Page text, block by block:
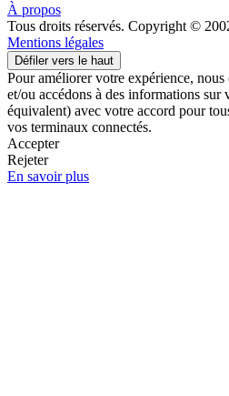
À propos
Tous droits réservés. Copyright ©
Mentions légales
Défiler vers le haut
Pour améliorer votre expérience, nous
et/ou accédons à des informations
équivalent) avec votre accord pour
vos terminaux connectés.
Accepter
Rejeter
En savoir plus